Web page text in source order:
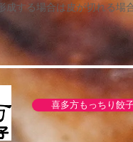
成する場合は皮が切れる場
喜多方もっちり餃